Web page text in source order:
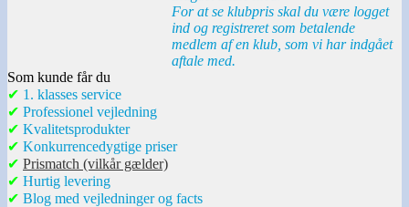
For at se klubpris skal du være logget
ind og registreret som betalende
medlem af en klub, som vi har indgået
aftale med.
Som kunde får du
✔ 1. klasses service
✔ Professionel vejledning
✔ Kvalitetsprodukter
✔ Konkurrencedygtige priser
✔ Prismatch (vilkår gælder)
✔ Hurtig levering
✔ Blog med vejledninger og facts